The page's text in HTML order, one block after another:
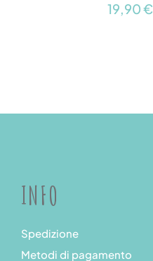
19,90 €
INFO
Spedizione
Metodi di pagamento